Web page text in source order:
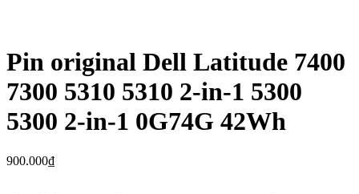
Pin original Dell Latitude 7400
7300 5310 5310 2-in-1 5300
5300 2-in-1 0G74G 42Wh
900.000₫